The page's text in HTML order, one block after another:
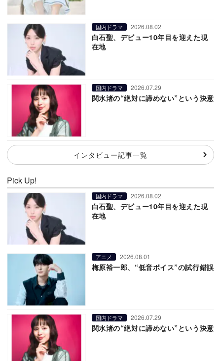
国内ドラマ 2026.08.02
白石聖、デビュー10年目を迎えた現
在地
国内ドラマ 2026.07.29
関水渚の“絶対に諦めない”という決意
インタビュー記事一覧
Pick Up!
国内ドラマ 2026.08.02
白石聖、デビュー10年目を迎えた現
在地
アニメ 2026.08.01
梅原裕一郎、“低音ボイス”の試行錯誤
国内ドラマ 2026.07.29
関水渚の“絶対に諦めない”という決意